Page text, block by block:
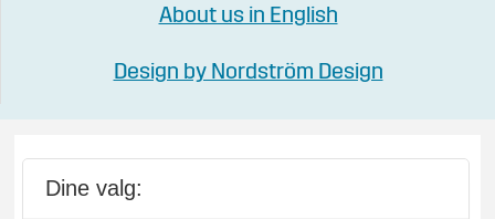
About us in English
Design by Nordström Design
Dine valg: